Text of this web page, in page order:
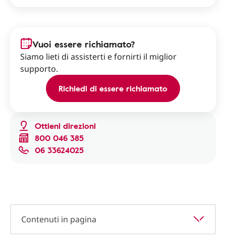
Ottieni direzioni
800 046 385
06 33624025
Vuoi essere richiamato?
Siamo lieti di assisterti e fornirti il miglior
supporto.
Richiedi di essere richiamato
Contenuti in pagina